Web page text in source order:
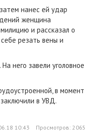
нанес ей удар
женщина
и рассказал о
резать вены и
него завели уголовное
в момент
в УВД.
10:43 Просмотров: 2065